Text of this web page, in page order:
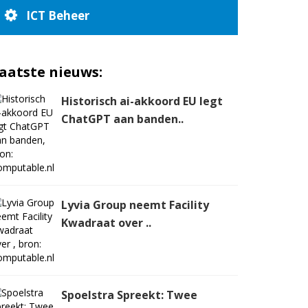
ICT Beheer
nieuws:
Historisch ai-akkoord EU legt
ChatGPT aan banden..
Lyvia Group neemt Facility
Kwadraat over ..
Spoelstra Spreekt: Twee